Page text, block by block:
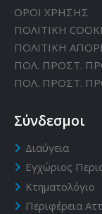
ΟΡΟΙ ΧΡΗΣΗΣ
ΠΟΛΙΤΙΚΗ
ΠΟΛΙΤΙΚΗ
ΠΟΛ. ΠΡΟΣΤ.
ΠΟΛ. ΠΡΟΣΤ.
Σύνδεσμοι
Διαύγεια
Εγχώριος
Κτηματολόγιο
Περιφέρεια